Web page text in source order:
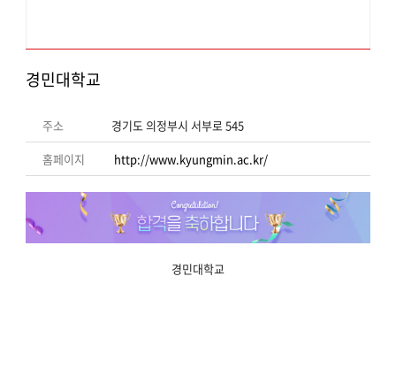
경민대학교
주소
경기도 의정부시 서부로 545
홈페이지
http://www.kyungmin.ac.kr/
경민대학교